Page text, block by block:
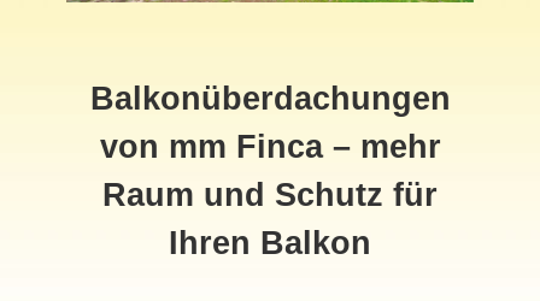
Balkonüberdachungen
von mm Finca – mehr
Raum und Schutz für
Ihren Balkon